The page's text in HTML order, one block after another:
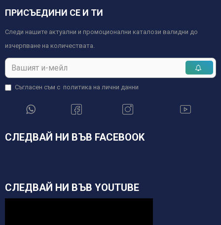
ПРИСЪЕДИНИ СЕ И ТИ
Следи нашите актуални и промоционални каталози валидни до
изчерпване на количествата.
Съгласен съм с политика на лични данни
СЛЕДВАЙ НИ ВЪВ FACEBOOK
СЛЕДВАЙ НИ ВЪВ YOUTUBE